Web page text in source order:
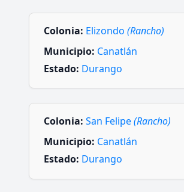
Colonia: Elizondo (Rancho)
Municipio: Canatlán
Estado: Durango
Colonia: San Felipe(Rancho)
Municipio: Canatlán
Estado: Durango